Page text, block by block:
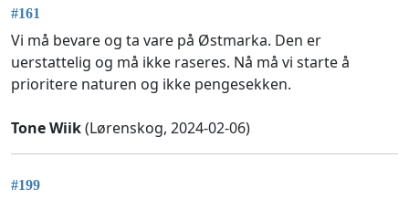
#161
Vi må bevare og ta vare på Østmarka. Den er
uerstattelig og må ikke raseres. Nå må vi starte å
prioritere naturen og ikke pengesekken.
Tone Wiik(Lørenskog, 2024-02-06)
#199